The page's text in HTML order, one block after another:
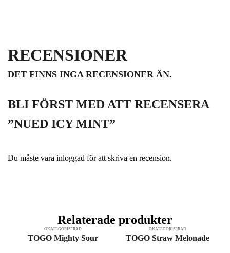
RECENSIONER
DET FINNS INGA RECENSIONER ÄN.
BLI FÖRST MED ATT RECENSERA
”NUED ICY MINT”
Du måste vara inloggad för att skriva en recension.
Relaterade produkter
OKATEGORISERAD
TOGO Mighty Sour
OKATEGORISERAD
TOGO Straw Melonade